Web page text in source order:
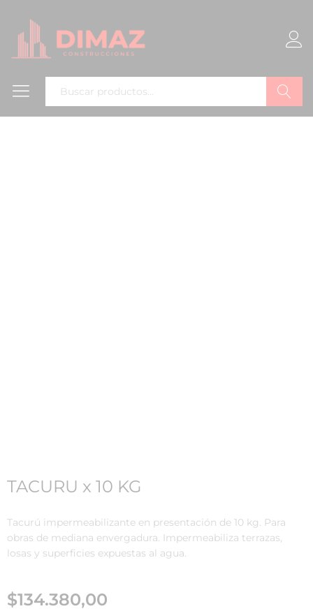
Buscar
TACURU x 10 KG
Tacurú impermeabilizante en presentación de 10 kg. Para
obras de mediana envergadura. Impermeabiliza terrazas,
losas y superficies expuestas al agua.
$134.380,00